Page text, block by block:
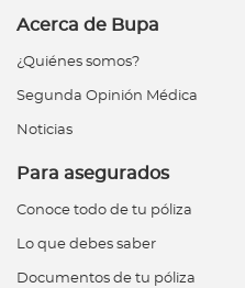
Acerca de Bupa
¿Quiénes somos?
Segunda Opinión Médica
Noticias
Para asegurados
Conoce todo de tu póliza
Lo que debes saber
Documentos de tu póliza